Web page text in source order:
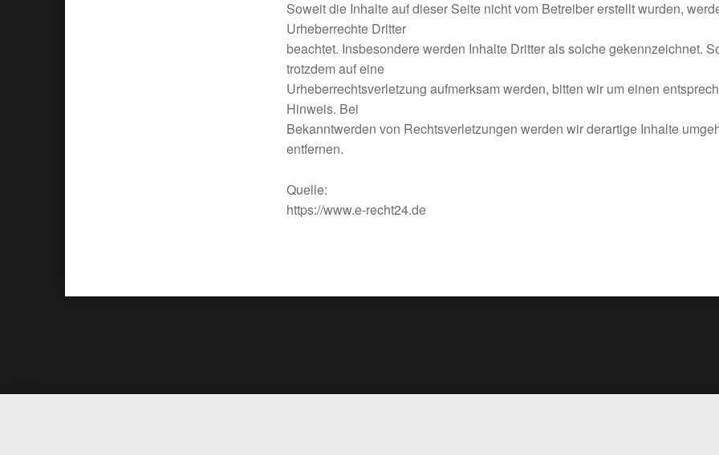
Soweit die Inhalte auf dieser Seite nicht vom Betreiber erstellt wurden,
Urheberrechte Dritter
beachtet. Insbesondere werden Inhalte Dritter als solche gekennzeichnet.
trotzdem auf eine
Urheberrechtsverletzung aufmerksam werden, bitten wir um einen
Hinweis. Bei
Bekanntwerden von Rechtsverletzungen werden wir derartige Inhalte
entfernen.
Quelle:
https://www.e-recht24.de
Skip back to main navigation